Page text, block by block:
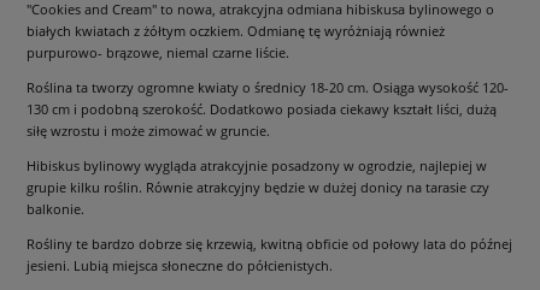
"Cookies and Cream" to nowa, atrakcyjna odmiana hibiskusa bylinowego o
białych kwiatach z żółtym oczkiem. Odmianę tę wyróżniają również
purpurowo- brązowe, niemal czarne liście.
Roślina ta tworzy ogromne kwiaty o średnicy 18-20 cm. Osiąga wysokość 120-
130 cm i podobną szerokość. Dodatkowo posiada ciekawy kształt liści, dużą
siłę wzrostu i może zimować w gruncie.
Hibiskus bylinowy wygląda atrakcyjnie posadzony w ogrodzie, najlepiej w
grupie kilku roślin. Równie atrakcyjny będzie w dużej donicy na tarasie czy
balkonie.
Rośliny te bardzo dobrze się krzewią, kwitną obficie od połowy lata do późnej
jesieni. Lubią miejsca słoneczne do półcienistych.